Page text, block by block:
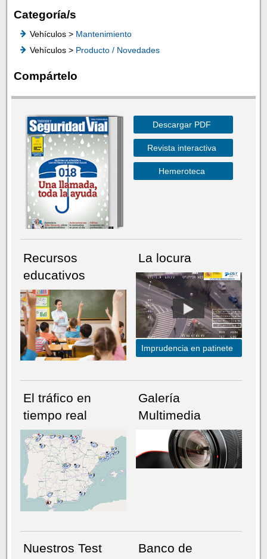
Categoría/s
Vehículos > Mantenimiento
Vehículos > Producto / Novedades
Compártelo
NÚMERO ACTUALHEMEROTECA
Descargar PDF
Revista interactiva
Hemeroteca
Recursos
educativos
La locura
Imprudencia en patinete
El tráfico en
tiempo real
Galería
Multimedia
Nuestros Test
Banco de